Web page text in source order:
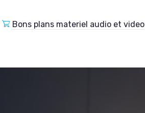
Bons plans materiel audio et video